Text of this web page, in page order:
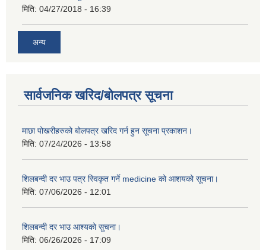
मिति: 04/27/2018 - 16:39
अन्य
सार्वजनिक खरिद/बोलपत्र सूचना
माछा पोखरीहरुको बोलपत्र खरिद गर्न हुन सूचना प्रकाशन।
मिति: 07/24/2026 - 13:58
शिलबन्दी दर भाउ पत्र स्विकृत गर्ने medicine को आशयको सूचना।
मिति: 07/06/2026 - 12:01
शिलबन्दी दर भाउ आश्यको सुचना।
मिति: 06/26/2026 - 17:09